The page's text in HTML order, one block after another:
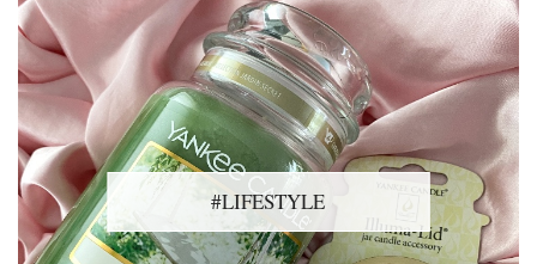
#LIFESTYLE